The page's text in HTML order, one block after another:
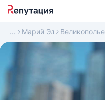
Марий Эл Великополье